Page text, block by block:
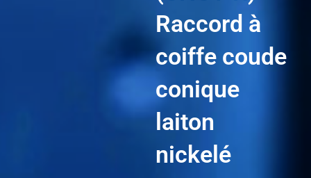
Raccord à
coiffe coude
conique
laiton
nickelé